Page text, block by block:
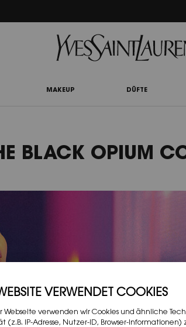
MAKEUP DÜFTE
BLACK OPIUM
VERWENDET COOKIES
Webseite verwenden wir Cookies und ähnliche
(z.B. IP-Adresse, Nutzer-ID, Browser-